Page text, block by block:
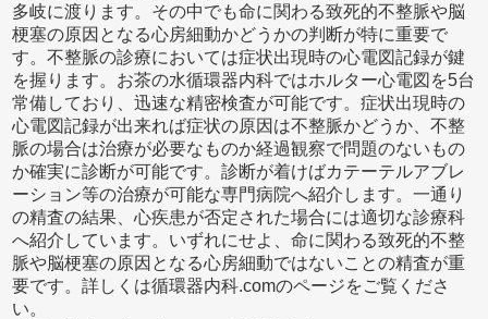
多岐に渡ります。その中でも命に関わる致死的不整脈や脳
梗塞の原因となる心房細動かどうかの判断が特に重要で
す。不整脈の診療においては症状出現時の心電図記録が鍵
を握ります。お茶の水循環器内科ではホルター心電図を5台
常備しており、迅速な精密検査が可能です。症状出現時の
心電図記録が出来れば症状の原因は不整脈かどうか、不整
脈の場合は治療が必要なものか経過観察で問題のないもの
か確実に診断が可能です。診断が着けばカテーテルアブレ
ーション等の治療が可能な専門病院へ紹介します。一通り
の精査の結果、心疾患が否定された場合には適切な診療科
へ紹介しています。いずれにせよ、命に関わる致死的不整
脈や脳梗塞の原因となる心房細動ではないことの精査が重
要です。詳しくは循環器内科.comのページをご覧くださ
い。